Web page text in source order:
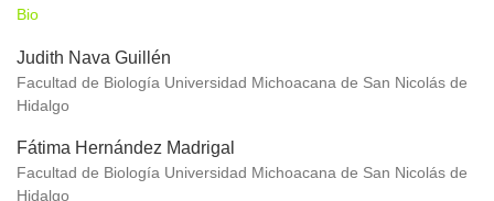
Bio
Judith Nava Guillén
Facultad de Biología Universidad Michoacana de San Nicolás de
Hidalgo
Fátima Hernández Madrigal
Facultad de Biología Universidad Michoacana de San Nicolás de
Hidalgo